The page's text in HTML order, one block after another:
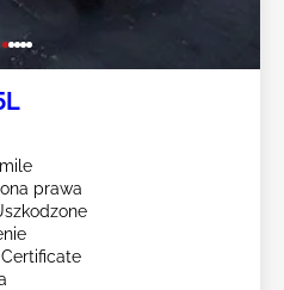
prawa